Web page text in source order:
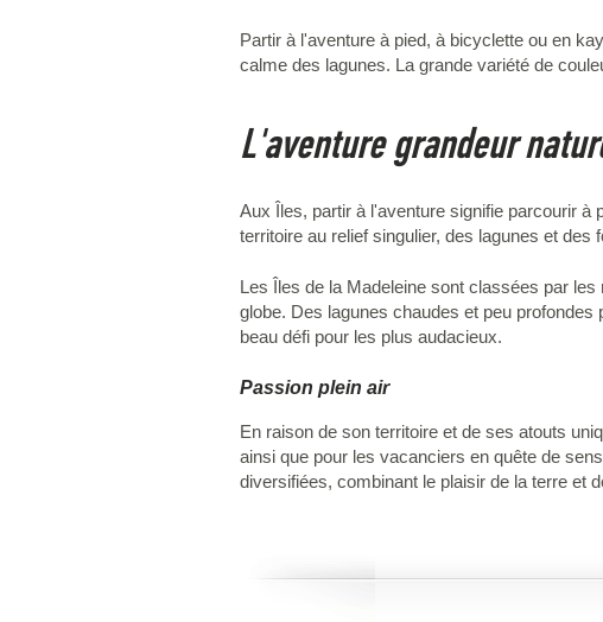
Partir à l'aventure à pied, à bicyclette ou en
calme des lagunes. La grande variété de
L'aventure grandeur
Aux Îles, partir à l'aventure signifie parcourir à
territoire au relief singulier, des lagunes et des
Les Îles de la Madeleine sont classées par
globe. Des lagunes chaudes et peu
beau défi pour les plus audacieux.
Passion plein air
En raison de son territoire et de ses atouts
ainsi que pour les vacanciers en quête de
diversifiées, combinant le plaisir de la terre et